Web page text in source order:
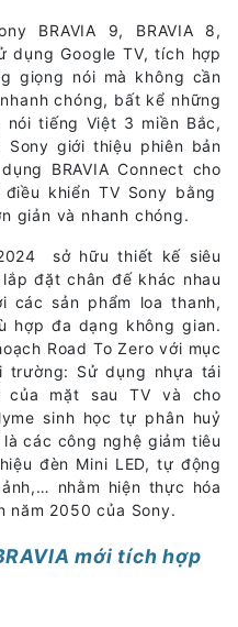
BRAVIA 9, BRAVIA 8,
dụng Google TV, tích hợp
giọng nói mà không cần
chóng, bất kể những
tiếng Việt 3 miền Bắc,
Sony giới thiệu phiên bản
BRAVIA Connect cho
khiển TV Sony bằng
giản và nhanh chóng.
sở hữu thiết kế siêu
đặt chân đế khác nhau
sản phẩm loa thanh,
hợp đa dạng không gian.
Road To Zero với mục
trường: Sử dụng nhựa tái
mặt sau TV và cho
sinh học tự phân huỷ
các công nghệ giảm tiêu
đèn Mini LED, tự động
nhằm hiện thực hóa
năm 2050 của Sony.
mới tích hợp